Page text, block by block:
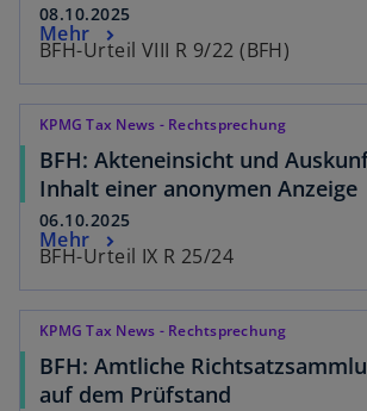
08.10.2025
BFH-Urteil VIII R 9/22 (BFH)
Mehr
KPMG Tax News - Rechtsprechung
BFH: Akteneinsicht und
Inhalt einer anonymen Anzeige
06.10.2025
BFH-Urteil IX R 25/24
Mehr
KPMG Tax News - Rechtsprechung
BFH: Amtliche
auf dem Prüfstand